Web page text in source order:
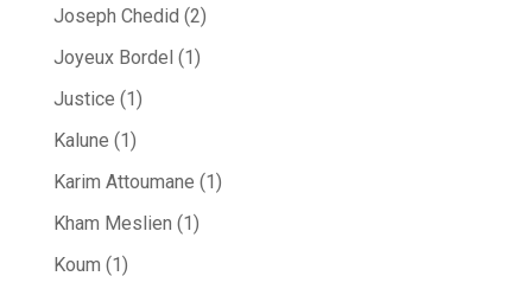
Joseph Chedid (2)
Joyeux Bordel (1)
Justice (1)
Kalune (1)
Karim Attoumane (1)
Kham Meslien (1)
Koum (1)